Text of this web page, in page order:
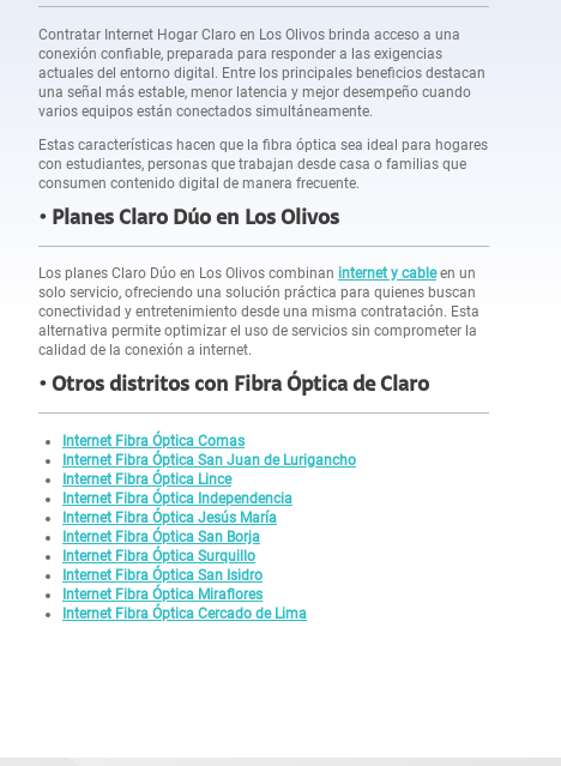
Contratar Internet Hogar Claro en Los Olivos brinda acceso a una
conexión confiable, preparada para responder a las exigencias
actuales del entorno digital. Entre los principales beneficios destacan
una señal más estable, menor latencia y mejor desempeño cuando
varios equipos están conectados simultáneamente.
Estas características hacen que la fibra óptica sea ideal para hogares
con estudiantes, personas que trabajan desde casa o familias que
consumen contenido digital de manera frecuente.
Planes Claro Dúo en Los Olivos
Los planes Claro Dúo en Los Olivos combinan internet y cableen un
solo servicio, ofreciendo una solución práctica para quienes buscan
conectividad y entretenimiento desde una misma contratación. Esta
alternativa permite optimizar el uso de servicios sin comprometer la
calidad de la conexión a internet.
Otros distritos con Fibra Óptica de Claro
Internet Fibra Óptica Comas
Internet Fibra Óptica San Juan de Lurigancho
Internet Fibra Óptica Lince
Internet Fibra Óptica Independencia
Internet Fibra Óptica Jesús María
Internet Fibra Óptica San Borja
Internet Fibra Óptica Surquillo
Internet Fibra Óptica San Isidro
Internet Fibra Óptica Miraflores
Internet Fibra Óptica Cercado de Lima